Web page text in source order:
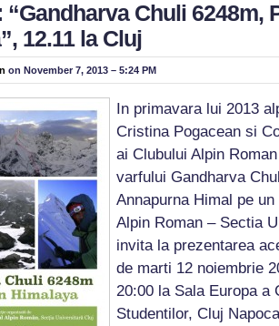
“Gandharva Chuli 6248m,
12.11 la Cluj
on November 7, 2013 – 5:24 PM
In primavara lui 2013
Cristina Pogacean si
ai Clubului Alpin
varfului Gandharva
Annapurna Himal pe
Alpin Roman – Sectia
invita la prezentarea
de marti 12 noiembrie
20:00 la Sala Europa a
Studentilor, Cluj